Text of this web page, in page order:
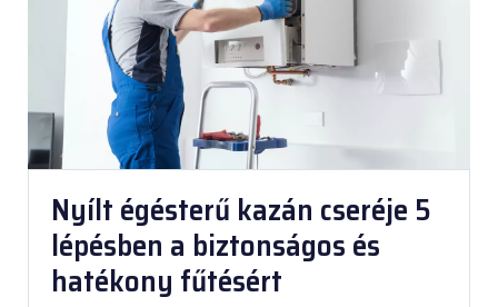
Nyílt égésterű kazán cseréje 5
lépésben a biztonságos és
hatékony fűtésért